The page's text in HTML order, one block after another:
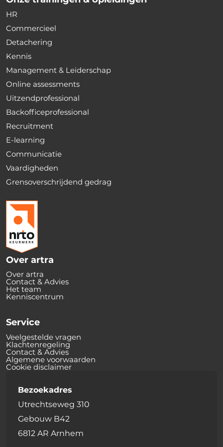
HR
Commercieel
Detachering
Kennis
Management & Leiderschap
Online assessments
Uitzendprofessional
Backofficeprofessional
Recruitment
E-learning
Communicatie
Vaardigheden
Grensoverschrijdend gedrag
Over artra
Over artra
Contact & Advies
Het team
Kenniscentrum
Service
Veelgestelde vragen
Klachtenregeling
Contact & Advies
Algemene voorwaarden
Cookie disclaimer
Bezoekadres
Utrechtseweg 310
Gebouw B42
6812 AR Arnhem